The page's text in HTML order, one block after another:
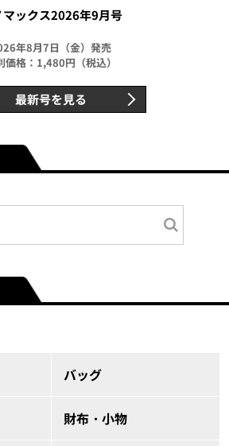
マックス2026年9月号
年8月7日（金）発売
価格：1,480円（税込）
最新号を見る
バッグ
財布・小物